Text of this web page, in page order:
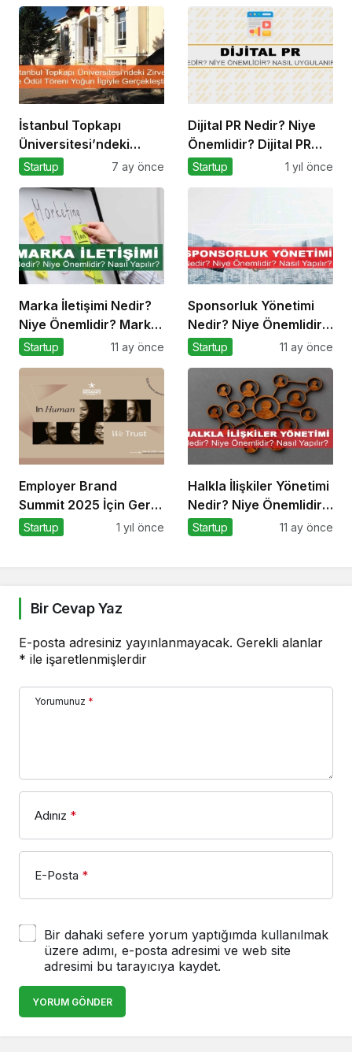
İstanbul Topkapı
Üniversitesi’ndeki
Zirve ve Ödül Töreni
Gerçekleşti
Startup 7 ay önce
Dijital PR Nedir? Niye
Önemlidir? Dijital PR
Nasıl Uygulanır?
Startup 1 yıl önce
Marka İletişimi Nedir?
Niye Önemlidir? Marka
İletişimi Nasıl Yapılır?
Startup 11 ay önce
Sponsorluk Yönetimi
Nedir? Niye Önemlidir?
Nasıl Yapılır?
Startup 11 ay önce
Employer Brand
Summit 2025 İçin Geri
Sayım!
Startup 1 yıl önce
Halkla İlişkiler Yönetimi
Nedir? Niye Önemlidir?
Halkla İlişkiler Yönetimi
Startup 11 ay önce
Bir Cevap Yaz
E-posta adresiniz yayınlanmayacak. Gerekli alanlar
* ile işaretlenmişlerdir
Yorumunuz *
Adınız *
E-Posta *
Bir dahaki sefere yorum yaptığımda kullanılmak
üzere adımı, e-posta adresimi ve web site
adresimi bu tarayıcıya kaydet.
YORUM GÖNDER